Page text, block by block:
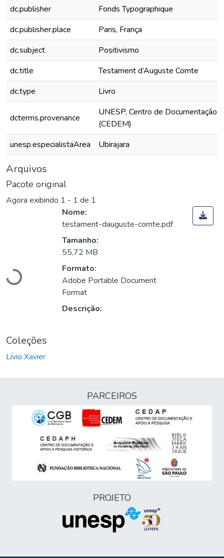
dc.publisher
Fonds Typographique
dc.publisher.place
Paris, França
dc.subject
Positivismo
dc.title
Testament d’Auguste Comte
dc.type
Livro
dcterms.provenance
UNESP, Centro de Documentação
(CEDEM)
unesp.especialistaArea
Ubirajara
Arquivos
Pacote original
Agora exibindo 1 - 1 de 1
Carregando...
Nome:
testament-dauguste-comte.pdf
Tamanho:
55,72 MB
Formato:
Adobe Portable Document
Format
Descrição:
Coleções
Lívio Xavier
PARCEIROS
PROJETO